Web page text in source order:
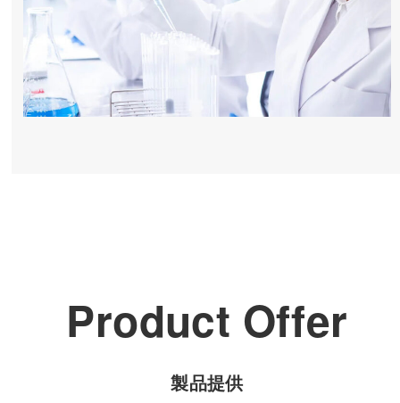
Product Offer
製品提供